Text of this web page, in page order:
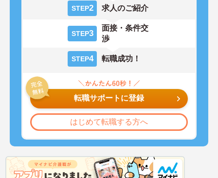
STEP2 求人のご紹介
STEP3
面接・条件交
渉
STEP4 転職成功！
転職サポートに登録
はじめて転職する方へ